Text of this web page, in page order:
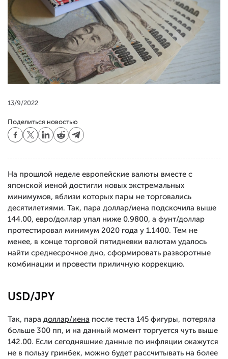
13/9/2022
Поделиться новостью
На прошлой неделе европейские валюты вместе с
японской иеной достигли новых экстремальных
минимумов, вблизи которых пары не торговались
десятилетиями. Так, пара доллар/иена подскочила выше
144.00, евро/доллар упал ниже 0.9800, а фунт/доллар
протестировал минимум 2020 года у 1.1400. Тем не
менее, в конце торговой пятидневки валютам удалось
найти среднесрочное дно, сформировать разворотные
комбинации и провести приличную коррекцию.
USD/JPY
Так, пара доллар/иена после теста 145 фигуры, потеряла
больше 300 пп, и на данный момент торгуется чуть выше
142.00. Если сегодняшние данные по инфляции окажутся
не в пользу гринбек, можно будет рассчитывать на более